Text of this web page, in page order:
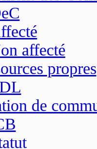
affecté
propres
de